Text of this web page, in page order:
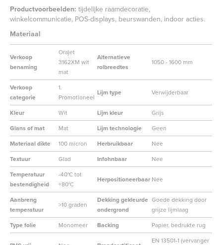
Productvoorbeelden: tijdelijke raamdecoratie,
winkelcommunicatie, POS-displays, beurswanden, indoor acties.
Materiaal
Verkoop
benaming
Orajet
3162XM wit
mat
Alternatieve
rolbreedtes
1050 - 1600 mm
Verkoop
categorie
1.
Promotioneel
Lijm type Verwijderbaar
Kleur Wit Lijm kleur
Grijs
Glans of mat
Mat Lijm technologie
Geen
Materiaal dikte
100 micron Herbruikbaar
Nee
Textuur
Glad Infohnbaar
Nee
Temperatuur
bestendigheid
-40°C tot
+80°C
Herpositioneerbaar Nee
Aanbreng
temperatuur
>10 graden
Dekking gekleurde
ondergrond
Goede dekking door
grijze lijmlaag
Type folie
Monomeer Backing Papier, bedrukte rug
EN 13501-1 (vervanger